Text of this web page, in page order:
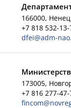
166000,
+7 818 532-
dfei@adm-
173005,
+7 816 277-